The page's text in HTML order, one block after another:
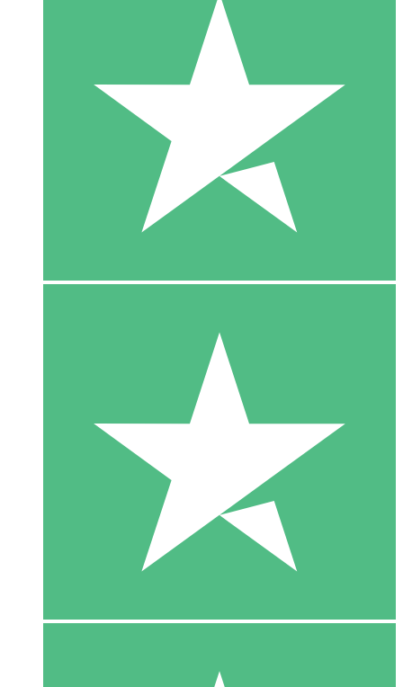
10 Descargas
20 00